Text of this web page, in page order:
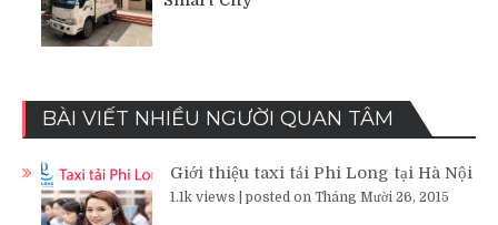
BÀI VIẾT NHIỀU NGƯỜI QUAN TÂM
Giới thiệu taxi tải Phi Long tại Hà Nội
1.1k views posted on Tháng Mười 26, 2015